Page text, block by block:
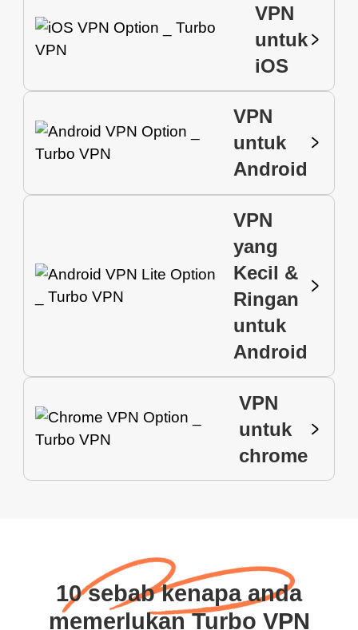
VPN
untuk
iOS
VPN
untuk
Android
VPN
yang
Kecil &
Ringan
untuk
Android
VPN
untuk
chrome
10 sebab kenapa anda
memerlukan Turbo VPN